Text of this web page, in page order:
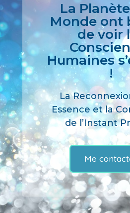
La
Monde ont
de voir
Humaines
!
La
Essence et la
de l’Instant
Me